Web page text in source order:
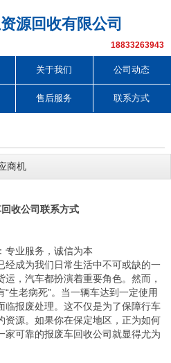
源回收有限公司
18833263943
关于我们 公司动态
售后服务 联系方式
商机
收公司联系方式
专业服务，诚信为本
经成为我们日常生活中不可或缺的一
，汽车都扮演着重要角色。然而，
生老病死”。当一辆车达到一定使用
临报废处理。这不仅是为了保障行车
资源。如果你在保定地区，正为如何
家可靠的报废车回收公司就显得尤为